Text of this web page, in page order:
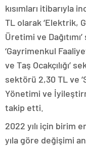
kısımları itibarıyla
TL olarak ‘Elektrik,
Üretimi ve
‘Gayrimenkul
ve Taş Ocakçılığı’
sektörü 2,30 TL ve
Yönetimi ve
takip etti.
2022 yılı için birim
yıla göre değişimi